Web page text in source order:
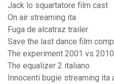
Jack lo squartatore film cast
On air streaming ita
Fuga de alcatraz trailer
Save the last dance film
The experiment 2001 vs 2010
The equalizer 2 italiano
Innocenti bugie streaming ita